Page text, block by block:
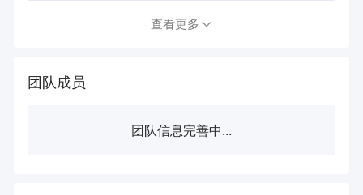
查看更多
团队成员
团队信息完善中...